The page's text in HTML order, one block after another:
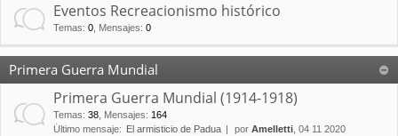
Eventos Recreacionismo histórico
Temas: 0 Mensajes: 0
Primera Guerra Mundial
Primera Guerra Mundial (1914-1918)
Temas: 38 Mensajes: 164
Último mensaje:
El armisticio de Padua por Amelletti , 04 11 2020